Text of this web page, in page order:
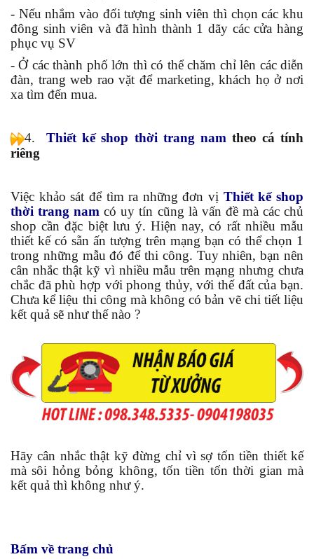
- Nếu nhắm vào đối tượng sinh viên thì chọn các khu
đông sinh viên và đã hình thành 1 dãy các cửa hàng
phục vụ SV
- Ở các thành phố lớn thì có thể chăm chỉ lên các diễn
đàn, trang web rao vặt để marketing, khách họ ở nơi
xa tìm đến mua.
4.Thiết kế shop thời trang nam theo cá tính
riêng
Việc khảo sát để tìm ra những đơn vị Thiết kế shop
thời trang nam có uy tín cũng là vấn đề mà các chủ
shop cần đặc biệt lưu ý. Hiện nay, có rất nhiều mẫu
thiết kế có sẵn ấn tượng trên mạng bạn có thể chọn 1
trong những mẫu đó để thi công. Tuy nhiên, bạn nên
cân nhắc thật kỹ vì nhiều mẫu trên mạng nhưng chưa
chắc đã phù hợp với phong thủy, với thế đất của bạn.
Chưa kể liệu thi công mà không có bản vẽ chi tiết liệu
kết quả sẽ như thế nào ?
Hãy cân nhắc thật kỹ đừng chỉ vì sợ tốn tiền thiết kế
mà sôi hỏng bỏng không, tốn tiền tốn thời gian mà
kết quả thì không như ý.
Bấm về trang chủ